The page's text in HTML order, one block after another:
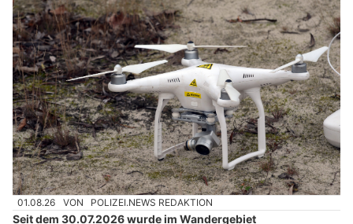
01.08.26 VON POLIZEI.NEWS REDAKTION
Seit dem 30.07.2026 wurde im Wandergebiet